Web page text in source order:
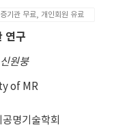
기관 무료, 개인회원 유료
연구
신원붕
of MR
명기술학회